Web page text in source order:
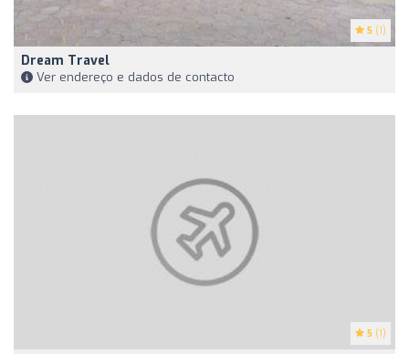
5 (1)
Dream Travel
Ver endereço e dados de contacto
5 (1)